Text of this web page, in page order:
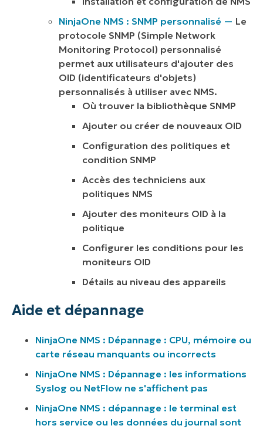
NinjaOne NMS : SNMP personnalisé — Le
protocole SNMP (Simple Network
Monitoring Protocol) personnalisé
permet aux utilisateurs d'ajouter des
OID (identificateurs d'objets)
personnalisés à utiliser avec NMS.
Où trouver la bibliothèque SNMP
Ajouter ou créer de nouveaux OID
Configuration des politiques et
condition SNMP
Accès des techniciens aux
politiques NMS
Ajouter des moniteurs OID à la
politique
Configurer les conditions pour les
moniteurs OID
Détails au niveau des appareils
Aide et dépannage
NinjaOne NMS : Dépannage : CPU, mémoire ou
carte réseau manquants ou incorrects
NinjaOne NMS : Dépannage : les informations
Syslog ou NetFlow ne s'affichent pas
NinjaOne NMS : dépannage : le terminal est
hors service ou les données du journal sont